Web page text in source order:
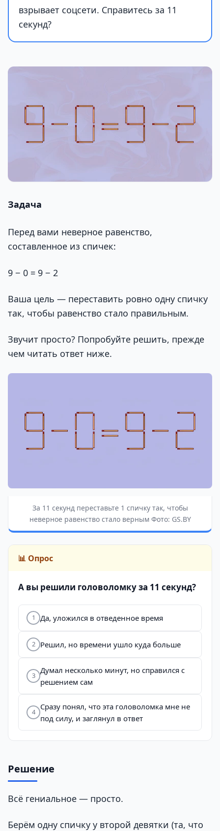
взрывает соцсети. Справитесь за 11
секунд?
Задача
Перед вами неверное равенство,
составленное из спичек:
9 − 0 = 9 − 2
Ваша цель — переставить ровно одну спичку
так, чтобы равенство стало правильным.
Звучит просто? Попробуйте решить, прежде
чем читать ответ ниже.
За 11 секунд переставьте 1 спичку так, чтобы
неверное равенство стало верным Фото: GS.BY
📊 Опрос
А вы решили головоломку за 11 секунд?
1 Да, уложился в отведенное время
2 Решил, но времени ушло куда больше
3
Думал несколько минут, но справился с
решением сам
4
Сразу понял, что эта головоломка мне не
под силу, и заглянул в ответ
Решение
Всё гениальное — просто.
Берём одну спичку у второй девятки (та, что